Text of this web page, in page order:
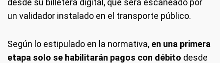
desde su billetera digital, que será escaneado por
un validador instalado en el transporte público.
Según lo estipulado en la normativa, en una primera
etapa solo se habilitarán pagos con débito desde